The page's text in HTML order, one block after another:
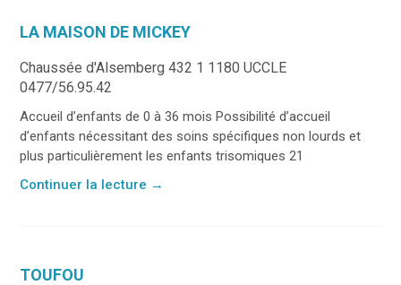
LA MAISON DE MICKEY
Chaussée d'Alsemberg 432 1 1180 UCCLE
0477/56.95.42
Accueil d’enfants de 0 à 36 mois Possibilité d’accueil
d’enfants nécessitant des soins spécifiques non lourds et
plus particulièrement les enfants trisomiques 21
Continuer la lecture →
TOUFOU